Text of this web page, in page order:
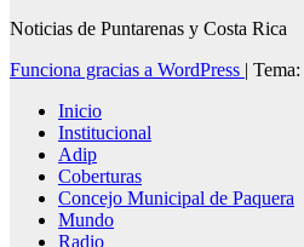
Noticias de Puntarenas y Costa Rica
Funciona gracias a WordPress | Tema:
Inicio
Institucional
Adip
Coberturas
Concejo Municipal de Paquera
Mundo
Radio